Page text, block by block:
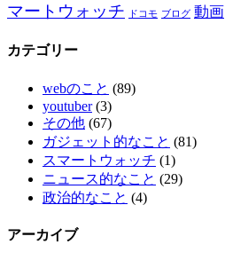
マートウォッチ
ドコモ ブログ 動画
カテゴリー
webのこと (89)
youtuber(3)
その他 (67)
ガジェット的なこと (81)
スマートウォッチ (1)
ニュース的なこと (29)
政治的なこと (4)
アーカイブ